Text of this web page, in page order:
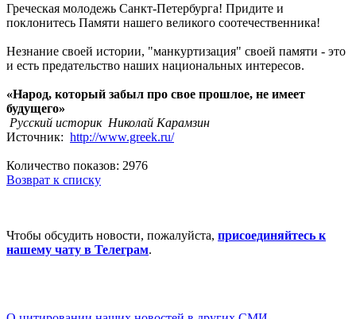
Греческая молодежь Санкт-Петербурга! Придите и
поклонитесь Памяти нашего великого соотечественника!
Незнание своей истории, "манкуртизация" своей памяти - это
и есть предательство наших национальных интересов.
«Народ, который забыл про свое прошлое, не имеет
будущего»
Русский историк Николай Карамзин
Источник: http://www.greek.ru/
Количество показов: 2976
Возврат к списку
Чтобы обсудить новости, пожалуйста, присоединяйтесь к
нашему чату в Телеграм.